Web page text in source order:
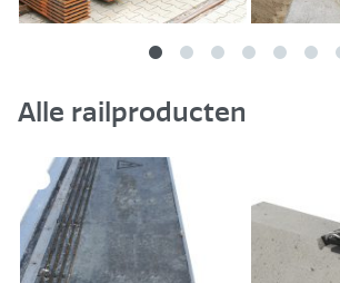
Sph 1(a)
370/310/152x160x15/13
Sto rugplaten
Rph 11 u
Rph 13 u
Rpo 5
345/285/127x160x15/13
Alle railproducten